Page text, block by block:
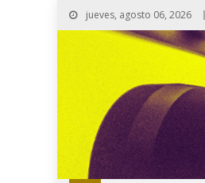
jueves, agosto 06, 2026